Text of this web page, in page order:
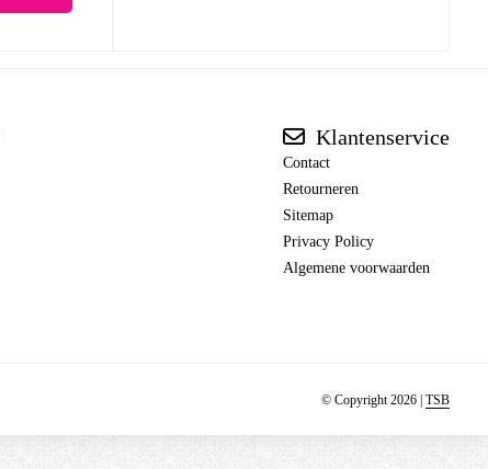
Klantenservice
Contact
Retourneren
Sitemap
Privacy Policy
Algemene voorwaarden
© Copyright 2026 | TSB